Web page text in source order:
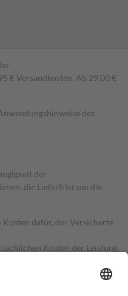
€ Versandkosten. Ab 29,00 €
des
der
die Lieferfrist um die
dafür, der Versicherte
Kosten der Leistung